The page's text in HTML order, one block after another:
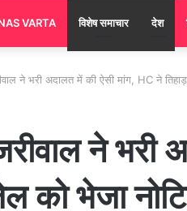
VARTA विशेष समाचार देश
ने भरी अदालत में की ऐसी मांग, HC ने
ने भरी
को भेजा